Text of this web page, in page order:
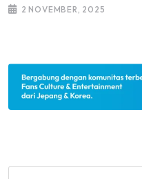
2 NOVEMBER, 2025